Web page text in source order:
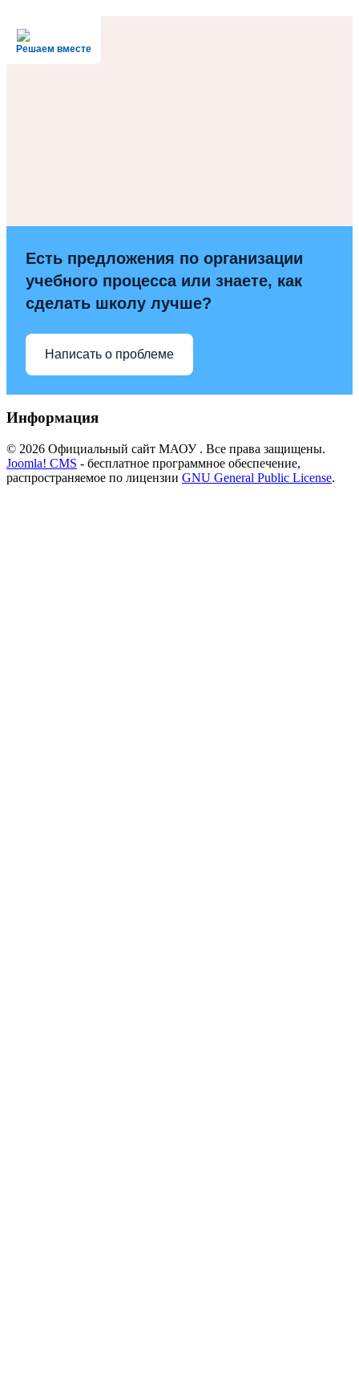
Решаем вместе
Есть предложения по организации
учебного процесса или знаете, как
сделать школу лучше?
Написать о проблеме
Информация
© 2026 Официальный сайт МАОУ . Все права защищены.
Joomla! CMS - бесплатное программное обеспечение,
распространяемое по лицензии GNU General Public License.